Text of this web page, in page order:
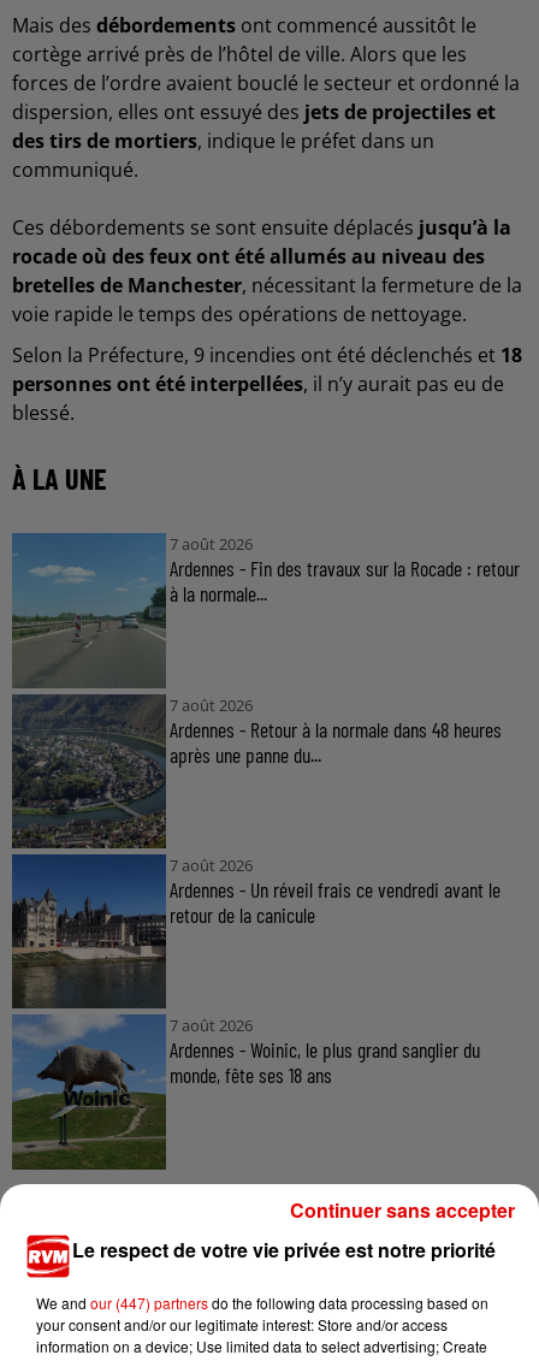
Mais des débordements ont commencé aussitôt le
cortège arrivé près de l’hôtel de ville. Alors que les
forces de l’ordre avaient bouclé le secteur et ordonné la
dispersion, elles ont essuyé des jets de projectiles et
des tirs de mortiers, indique le préfet dans un
communiqué.
Ces débordements se sont ensuite déplacés jusqu’à la
rocade où des feux ont été allumés au niveau des
bretelles de Manchester, nécessitant la fermeture de la
voie rapide le temps des opérations de nettoyage.
Selon la Préfecture, 9 incendies ont été déclenchés et 18
personnes ont été interpellées, il n’y aurait pas eu de
blessé.
À LA UNE
7 août 2026
Ardennes - Fin des travaux sur la Rocade : retour
à la normale...
7 août 2026
Ardennes - Retour à la normale dans 48 heures
après une panne du...
7 août 2026
Ardennes - Un réveil frais ce vendredi avant le
retour de la canicule
7 août 2026
Ardennes - Woinic, le plus grand sanglier du
monde, fête ses 18 ans
TITRES DIFFUSÉS
Le respect de votre vie privée est notre priorité
We and our (447) partnersdo the following data processing based on
your consent and/or our legitimate interest: Store and/or access
information on a device; Use limited data to select advertising; Create
Continuer sans accepter